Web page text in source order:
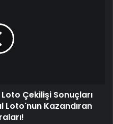
Loto Çekilişi Sonuçları
Loto'nun Kazandıran